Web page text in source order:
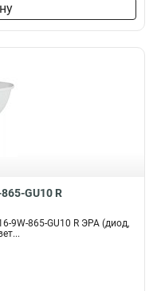
GU10 R
865-GU10 R ЭРА (диод,